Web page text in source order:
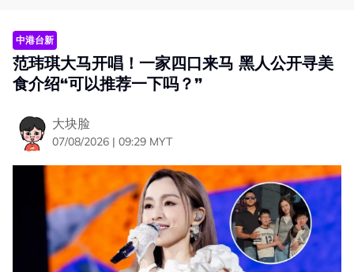
中港台新
范玮琪大马开唱！一家四口来马 黑人公开寻美
食介绍“可以推荐一下吗？”
大块脸
07/08/2026 | 09:29 MYT